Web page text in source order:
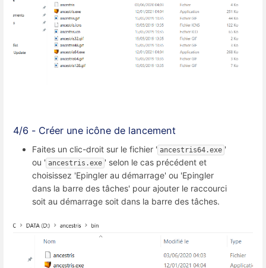
4/6 - Créer une icône de lancement
Faites un clic-droit sur le fichier ' ancestris64.exe '
ou ' ancestris.exe ' selon le cas précédent et
choisissez 'Epingler au démarrage' ou 'Epingler
dans la barre des tâches' pour ajouter le raccourci
soit au démarrage soit dans la barre des tâches.